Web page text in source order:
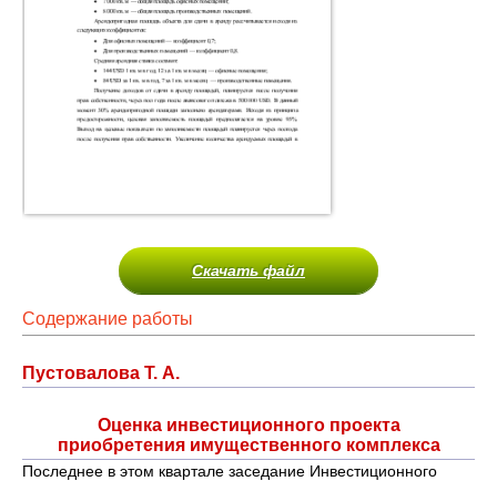
Скачать файл
Содержание работы
Пустовалова Т. А.
Оценка инвестиционного проекта
приобретения имущественного комплекса
Последнее в этом квартале заседание Инвестиционного